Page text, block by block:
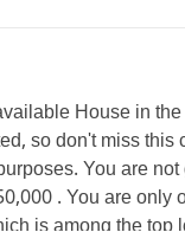
House in
so don't miss
You are
. You are
is among the